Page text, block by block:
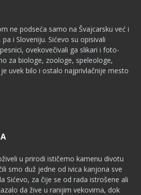
ne podseća samo na Švajcarsku već i
i Sloveniju. Sićevo su opisivali
ovekovečivali ga slikari i foto­
za biologe, zoologe, speleologe,
uvek bilo i ostalo najprivlačnije mesto
u prirodi ističemo kamenu divotu
smo duž jedne od ivica kanjona sve
Sićevo, za čije se od rada istrošene ali
da žive u ranijim vekovima, dok